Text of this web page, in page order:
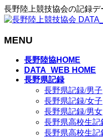
長野陸上競技協会の記録
MENU
長野陸協HOME
DATA_WEB HOME
長野県記録
長野県記録/男子
長野県記録/女子
長野県記録/男女
長野県高校生記
長野県高校生記